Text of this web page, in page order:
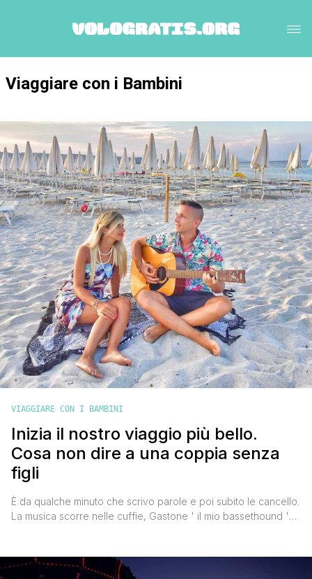
Viaggiare con i Bambini
VIAGGIARE CON I BAMBINI
Inizia il nostro viaggio più bello.
Cosa non dire a una coppia senza
figli
È da qualche minuto che scrivo parole e poi subito le cancello.
La musica scorre nelle cuffie, Gastone ' il mio bassethound '
mille e l'incredulità di un qualcosa che fino a qualche mese fa